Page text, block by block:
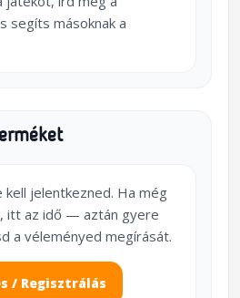
segíts másoknak a
kell jelentkezned. Ha még
itt az idő — aztán gyere
a véleményed megírását.
/ Regisztrálás